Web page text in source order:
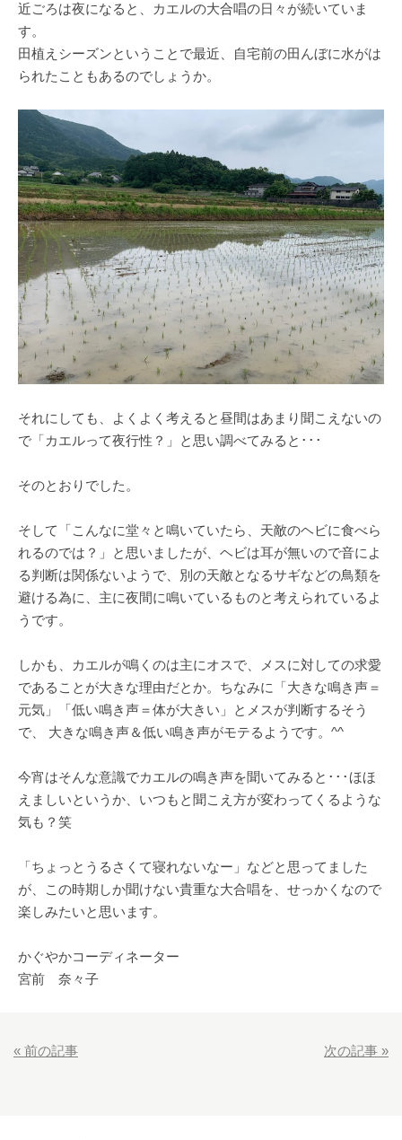
近ごろは夜になると、カエルの大合唱の日々が続いていま
す。
田植えシーズンということで最近、自宅前の田んぼに水がは
られたこともあるのでしょうか。
それにしても、よくよく考えると昼間はあまり聞こえないの
で「カエルって夜行性？」と思い調べてみると･･･
そのとおりでした。
そして「こんなに堂々と鳴いていたら、天敵のヘビに食べら
れるのでは？」と思いましたが、ヘビは耳が無いので音によ
る判断は関係ないようで、別の天敵となるサギなどの鳥類を
避ける為に、主に夜間に鳴いているものと考えられているよ
うです。
しかも、カエルが鳴くのは主にオスで、メスに対しての求愛
であることが大きな理由だとか。ちなみに「大きな鳴き声＝
元気」「低い鳴き声＝体が大きい」とメスが判断するそう
で、 大きな鳴き声＆低い鳴き声がモテるようです。^^
今宵はそんな意識でカエルの鳴き声を聞いてみると･･･ほほ
えましいというか、いつもと聞こえ方が変わってくるような
気も？笑
「ちょっとうるさくて寝れないなー」などと思ってました
が、この時期しか聞けない貴重な大合唱を、せっかくなので
楽しみたいと思います。
かぐやかコーディネーター
宮前 奈々子
« 前の記事 次の記事 »